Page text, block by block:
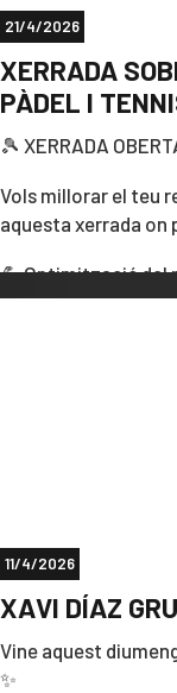
campus!👕
👉 Aquest estiu,
viure una
Inscripcions :
📲 WhatsApp: 647
No et quedis sense
21/4/2026
XERRADA
PÀDEL I
🎾 XERRADA
Vols millorar el teu
aquesta xerrada on
💪 Optimització del
📍 Sala SAM Cafè
(Rambla Sant
T’hi esperem!
11/4/2026
XAVI DÍAZ
Vine aquest
✨